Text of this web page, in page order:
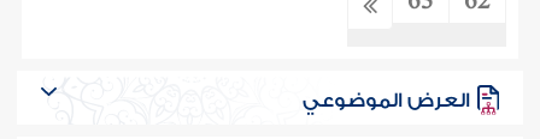
العرض الموضوعي